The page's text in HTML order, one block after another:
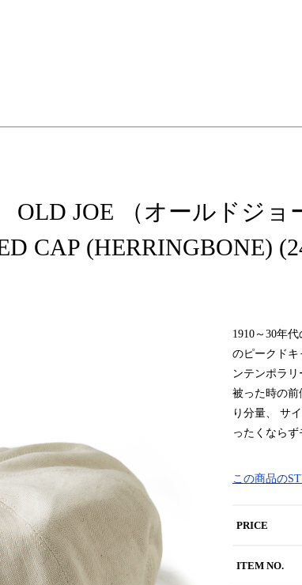
OLD JOE （オールドジョ
CAP (HERRINGBONE)
1910～30年
のピークドキ
ンテンポラリ
被った時の前
り分量、 サ
ったくならず
この商品の
PRICE
ITEM NO.